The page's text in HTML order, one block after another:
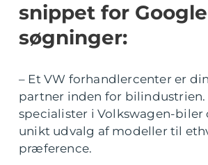
snippet for
søgninger:
– Et VW forhandlercenter er
partner inden for bilindustrien.
specialister i Volkswagen-
unikt udvalg af modeller til
præference.